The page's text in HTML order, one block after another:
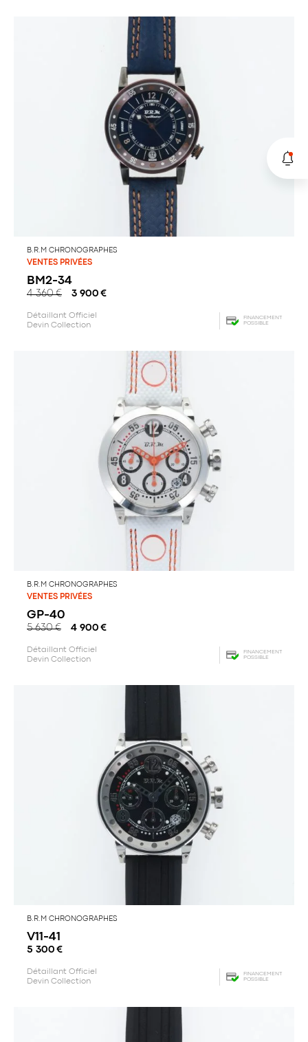
B.R.M CHRONOGRAPHES
VENTES PRIVÉES
BM2-34
4 360€ 3 900 €
Détaillant Officiel
Devin Collection
FINANCEMENT
POSSIBLE
B.R.M CHRONOGRAPHES
VENTES PRIVÉES
GP-40
5 630€ 4 900 €
Détaillant Officiel
Devin Collection
FINANCEMENT
POSSIBLE
B.R.M CHRONOGRAPHES
V11-41
5 300 €
Détaillant Officiel
Devin Collection
FINANCEMENT
POSSIBLE